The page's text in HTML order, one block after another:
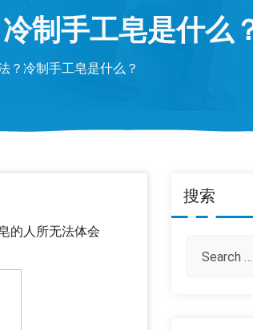
制手工皂是什么
？冷制手工皂是什么？
的人所无法体会
搜索